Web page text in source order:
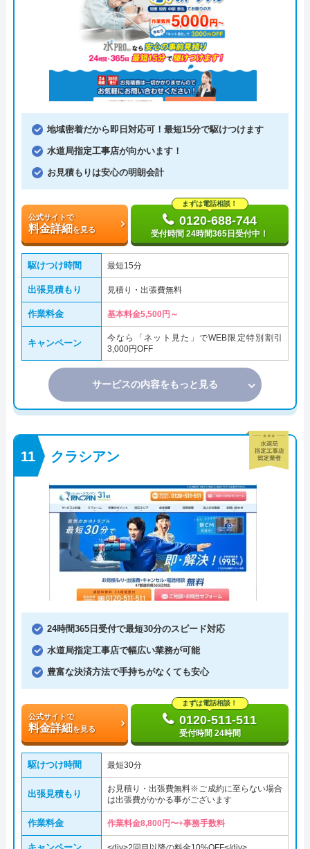
地域密着だから即日対応可！最短15分で駆けつけます
水道局指定工事店が向かいます！
お見積もりは安心の明朗会計
公式サイトで
料金詳細を見る
まずは電話相談！
0120-688-744
受付時間 24時間365日受付中！
駆けつけ時間 最短15分
出張見積もり 見積り・出張費無料
作業料金 基本料金5,500円～
キャンペーン
今なら「ネット見た」でWEB限定特別割引
3,000円OFF
サービスの内容をもっと見る
クラシアン
24時間365日受付で最短30分のスピード対応
水道局指定工事店で幅広い業務が可能
豊富な決済方法で手持ちがなくても安心
公式サイトで
料金詳細を見る
まずは電話相談！
0120-511-511
受付時間 24時間
駆けつけ時間 最短30分
出張見積もり
お見積り・出張費無料※ご成約に至らない場合
は出張費がかかる事がございます
作業料金 作業料金8,800円〜+事務手数料